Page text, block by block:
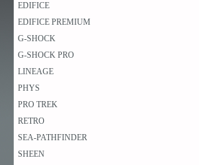
EDIFICE
EDIFICE PREMIUM
G-SHOCK
G-SHOCK PRO
LINEAGE
PHYS
PRO TREK
RETRO
SEA-PATHFINDER
SHEEN